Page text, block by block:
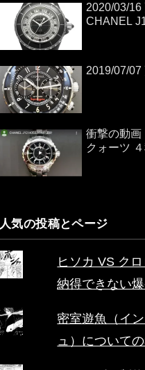
2020/03/16
CHANEL
2019/07/07
衝撃の動画
クォーツ
人気の投稿とページ
ヒソカ VS ク
納得できない
密室遊魚（イ
ュ）について